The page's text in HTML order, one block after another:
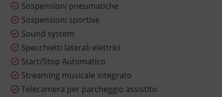
Sospensioni pneumatiche
Sospensioni sportive
Sound system
Specchietti laterali elettrici
Start/Stop Automatico
Streaming musicale integrato
Telecamera per parcheggio assistito